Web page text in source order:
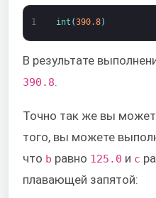
1 int (390.8)
В результате
390.8
Точно так же вы
того, вы можете
что b равно 125.0 и c
плавающей запятой: